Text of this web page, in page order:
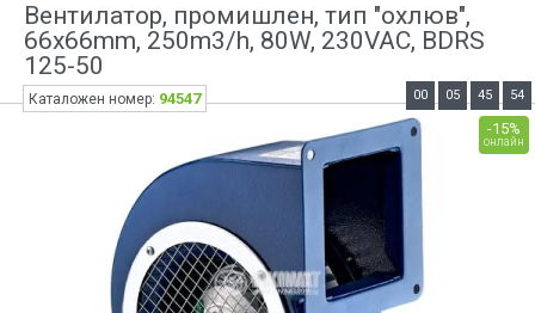
Вентилатор, промишлен, тип "охлюв",
66x66mm, 250m3/h, 80W, 230VAC, BDRS
125-50
-15%
онлайн
00 05 45 53
Каталожен номер: 94547